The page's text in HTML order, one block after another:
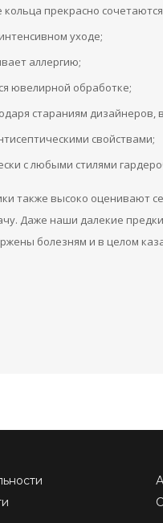
прекрасно
уходе;
аллергию;
ювелирной обработке;
стараниям дизайнеров,
свойствами;
с любыми стилями
также высоко оценивают
Даже наши далекие
болезням и в целом